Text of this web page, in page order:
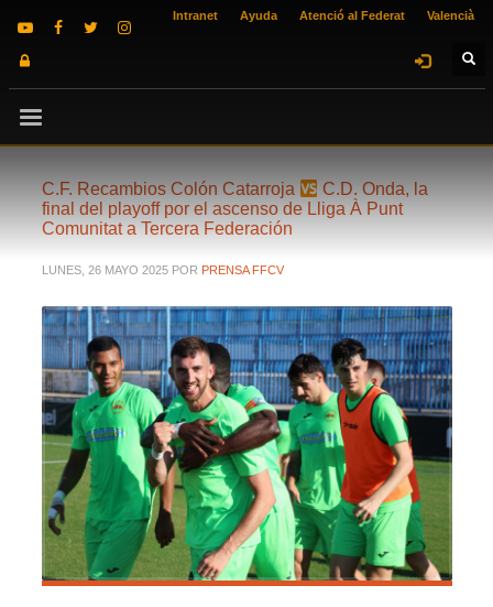
Intranet Ayuda Atenció al Federat Valencià
C.F. Recambios Colón Catarroja
C.D. Onda, la
final del playoff por el ascenso de Lliga À Punt
Comunitat a Tercera Federación
LUNES, 26 MAYO 2025 POR PRENSA FFCV